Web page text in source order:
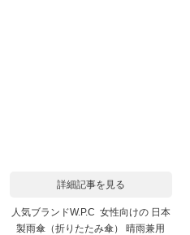
詳細記事を見る
人気ブランドW.P.C 女性向けの 日本
製雨傘（折りたたみ傘） 晴雨兼用